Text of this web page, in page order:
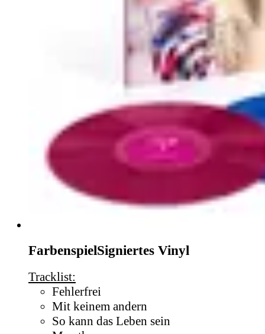
FarbenspielSigniertes Vinyl
Tracklist:
Fehlerfrei
Mit keinem andern
So kann das Leben sein